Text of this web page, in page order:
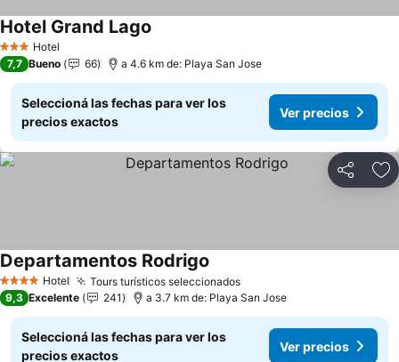
3 Estrellas
Hotel
Hotel Grand Lago
7,7 Bueno 66 a 4.6 km de: Playa San Jose
Seleccioná las fechas para ver los
precios exactos
Ver precios
Compartir
4 EstrellasHotel Tours turísticos seleccionados
Departamentos Rodrigo
9,3 Excelente 241 a 3.7 km de: Playa San Jose
Seleccioná las fechas para ver los
precios exactos
Ver precios